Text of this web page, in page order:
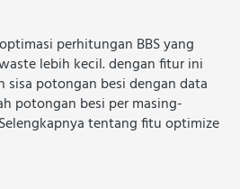
perhitungan BBS yang
lebih kecil. dengan fitur ini
sisa potongan besi dengan data
potongan besi per masing-
tentang fitu optimize